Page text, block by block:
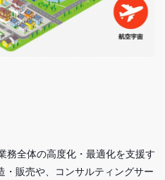
務全体の高度化・最適化を支援す
・販売や、コンサルティングサー